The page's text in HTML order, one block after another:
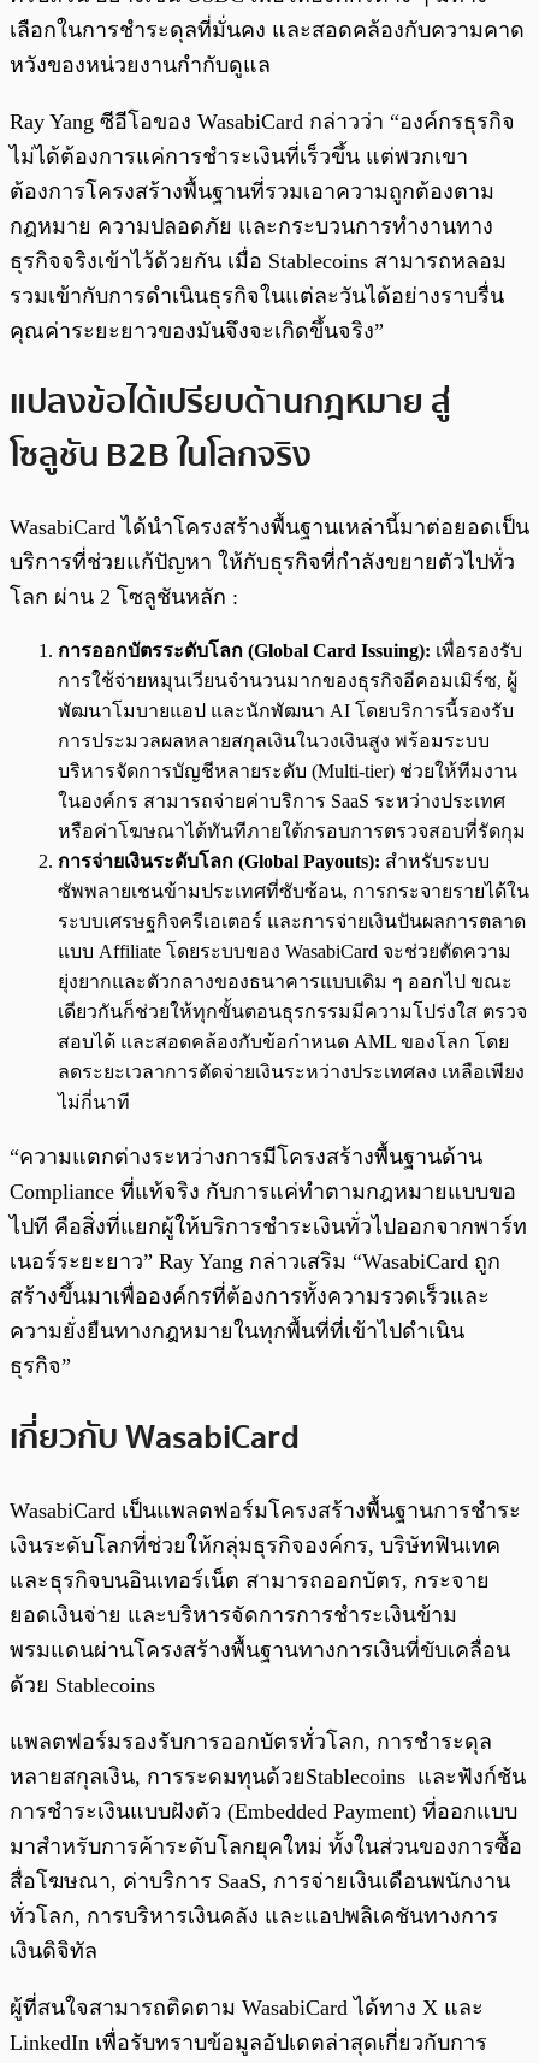
เลือกในการชำระดุลที่มั่นคง และสอดคล้องกับความคาด
หวังของหน่วยงานกำกับดูแล
Ray Yang ซีอีโอของ WasabiCard กล่าวว่า “องค์กรธุรกิจ
ไม่ได้ต้องการแค่การชำระเงินที่เร็วขึ้น แต่พวกเขา
ต้องการโครงสร้างพื้นฐานที่รวมเอาความถูกต้องตาม
กฎหมาย ความปลอดภัย และกระบวนการทำงานทาง
ธุรกิจจริงเข้าไว้ด้วยกัน เมื่อ Stablecoins สามารถหลอม
รวมเข้ากับการดำเนินธุรกิจในแต่ละวันได้อย่างราบรื่น
คุณค่าระยะยาวของมันจึงจะเกิดขึ้นจริง”
แปลงข้อได้เปรียบด้านกฎหมาย สู่
โซลูชัน B2B ในโลกจริง
WasabiCard ได้นำโครงสร้างพื้นฐานเหล่านี้มาต่อยอดเป็น
บริการที่ช่วยแก้ปัญหา ให้กับธุรกิจที่กำลังขยายตัวไปทั่ว
โลก ผ่าน 2 โซลูชันหลัก :
การออกบัตรระดับโลก (Global Card Issuing): เพื่อรองรับ
การใช้จ่ายหมุนเวียนจำนวนมากของธุรกิจอีคอมเมิร์ซ, ผู้
พัฒนาโมบายแอป และนักพัฒนา AI โดยบริการนี้รองรับ
การประมวลผลหลายสกุลเงินในวงเงินสูง พร้อมระบบ
บริหารจัดการบัญชีหลายระดับ (Multi-tier) ช่วยให้ทีมงาน
ในองค์กร สามารถจ่ายค่าบริการ SaaS ระหว่างประเทศ
หรือค่าโฆษณาได้ทันทีภายใต้กรอบการตรวจสอบที่รัดกุม
การจ่ายเงินระดับโลก (Global Payouts): สำหรับระบบ
ซัพพลายเชนข้ามประเทศที่ซับซ้อน, การกระจายรายได้ใน
ระบบเศรษฐกิจครีเอเตอร์ และการจ่ายเงินปันผลการตลาด
แบบ Affiliate โดยระบบของ WasabiCard จะช่วยตัดความ
ยุ่งยากและตัวกลางของธนาคารแบบเดิม ๆ ออกไป ขณะ
เดียวกันก็ช่วยให้ทุกขั้นตอนธุรกรรมมีความโปร่งใส ตรวจ
สอบได้ และสอดคล้องกับข้อกำหนด AML ของโลก โดย
ลดระยะเวลาการตัดจ่ายเงินระหว่างประเทศลง เหลือเพียง
ไม่กี่นาที
“ความแตกต่างระหว่างการมีโครงสร้างพื้นฐานด้าน
Compliance ที่แท้จริง กับการแค่ทำตามกฎหมายแบบขอ
ไปที คือสิ่งที่แยกผู้ให้บริการชำระเงินทั่วไปออกจากพาร์ท
เนอร์ระยะยาว” Ray Yang กล่าวเสริม “WasabiCard ถูก
สร้างขึ้นมาเพื่อองค์กรที่ต้องการทั้งความรวดเร็วและ
ความยั่งยืนทางกฎหมายในทุกพื้นที่ที่เข้าไปดำเนิน
ธุรกิจ”
เกี่ยวกับ WasabiCard
WasabiCard เป็นแพลตฟอร์มโครงสร้างพื้นฐานการชำระ
เงินระดับโลกที่ช่วยให้กลุ่มธุรกิจองค์กร, บริษัทฟินเทค
และธุรกิจบนอินเทอร์เน็ต สามารถออกบัตร, กระจาย
ยอดเงินจ่าย และบริหารจัดการการชำระเงินข้าม
พรมแดนผ่านโครงสร้างพื้นฐานทางการเงินที่ขับเคลื่อน
ด้วย Stablecoins
แพลตฟอร์มรองรับการออกบัตรทั่วโลก, การชำระดุล
หลายสกุลเงิน, การระดมทุนด้วยStablecoins และฟังก์ชัน
การชำระเงินแบบฝังตัว (Embedded Payment) ที่ออกแบบ
มาสำหรับการค้าระดับโลกยุคใหม่ ทั้งในส่วนของการซื้อ
สื่อโฆษณา, ค่าบริการ SaaS, การจ่ายเงินเดือนพนักงาน
ทั่วโลก, การบริหารเงินคลัง และแอปพลิเคชันทางการ
เงินดิจิทัล
ผู้ที่สนใจสามารถติดตาม WasabiCard ได้ทาง X และ
LinkedIn เพื่อรับทราบข้อมูลอัปเดตล่าสุดเกี่ยวกับการ